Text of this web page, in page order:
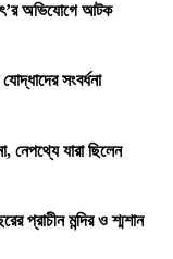
অভিযোগে আটক
সংবর্ধনা
নেপথ্যে যারা ছিলেন
প্রাচীন মন্দির ও শ্মশান